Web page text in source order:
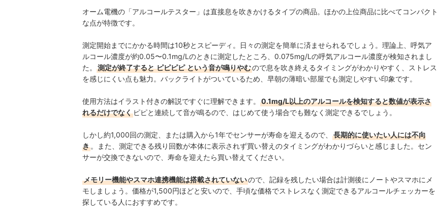
オーム電機の「アルコールテスター」は直接息を吹きかけるタイプの商品。ほかの上位商品に比べてコンパクト
な点が特徴です。
測定開始までにかかる時間は10秒とスピーディ。日々の測定を簡単に済ませられるでしょう。理論上、呼気ア
ルコール濃度が約0.05〜0.1mg/Lのときに測定したところ、0.075mg/Lの呼気アルコール濃度が検知されまし
た。
測定が終了すると ピピピピ という音が鳴りやむので息を吹き終えるタイミングがわかりやすく、ストレス
を感じにくい点も魅力。バックライトがついているため、早朝の薄暗い部屋でも測定しやすい印象です。
使用方法はイラスト付きの解説ですぐに理解できます。
0.1mg/L以上のアルコールを検知すると数値が表示さ
れるだけでなく ピピと連続して音が鳴るので、はじめて使う場合でも難なく測定できるでしょう。
しかし約1,000回の測定、または購入から1年でセンサーが寿命を迎えるので、
長期的に使いたい人には不向
き 。また、測定できる残り回数が本体に表示されず買い替えのタイミングがわかりづらいと感じました。セン
サーが交換できないので、寿命を迎えたら買い替えてください。
メモリー機能やスマホ連携機能は搭載されていないので、記録を残したい場合は計測後にノートやスマホにメ
モしましょう。価格が1,500円ほどと安いので、手頃な価格でストレスなく測定できるアルコールチェッカーを
探している人におすすめです。